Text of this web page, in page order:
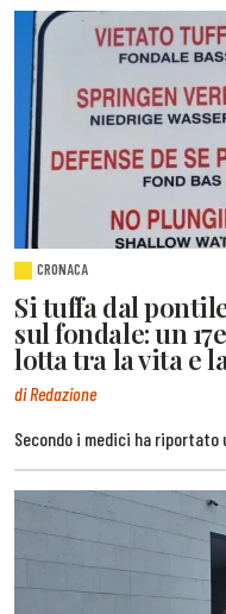
CRONACA
Si tuffa dal
sul fondale: un
lotta tra la vita e
di Redazione
Secondo i medici ha riportato